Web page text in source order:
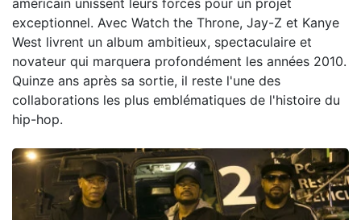
américain unissent leurs forces pour un projet
exceptionnel. Avec Watch the Throne, Jay-Z et Kanye
West livrent un album ambitieux, spectaculaire et
novateur qui marquera profondément les années 2010.
Quinze ans après sa sortie, il reste l'une des
collaborations les plus emblématiques de l'histoire du
hip-hop.